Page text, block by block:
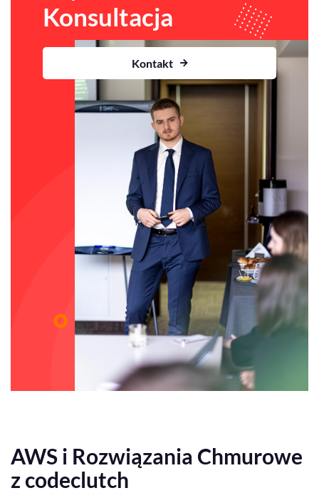
Konsultacja
Kontakt
AWS i Rozwiązania Chmurowe
z codeclutch